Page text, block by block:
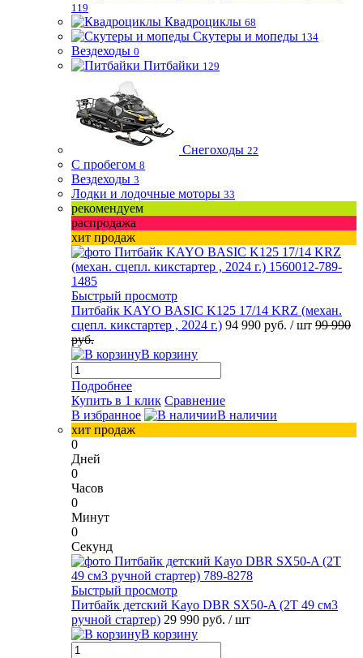
119
Квадроциклы 68
Скутеры и мопеды 134
Вездеходы 0
Питбайки 129
Снегоходы 22
С пробегом 8
Вездеходы 3
Лодки и лодочные моторы 33
рекомендуем
распродажа
хит продаж
Быстрый просмотр
Питбайк KAYO BASIC K125 17/14 KRZ (механ.
сцепл. кикстартер , 2024 г.) 94 990 руб. / шт 99 990
руб.
В корзину
Подробнее
Купить в 1 клик Сравнение
В избранное
В наличии
хит продаж
0
Дней
0
Часов
0
Минут
0
Секунд
Быстрый просмотр
Питбайк детский Kayo DBR SX50-A (2T 49 см3
ручной стартер) 29 990 руб. / шт
В корзину